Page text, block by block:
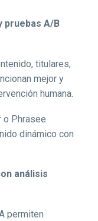
pruebas A/B
titulares,
mejor y
humana.
o Phrasee
dinámico con
análisis
permiten